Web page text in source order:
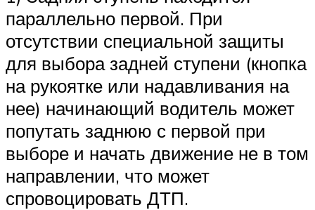
параллельно первой. При
отсутствии специальной защиты
для выбора задней ступени (кнопка
на рукоятке или надавливания на
нее) начинающий водитель может
попутать заднюю с первой при
выборе и начать движение не в том
направлении, что может
спровоцировать ДТП.